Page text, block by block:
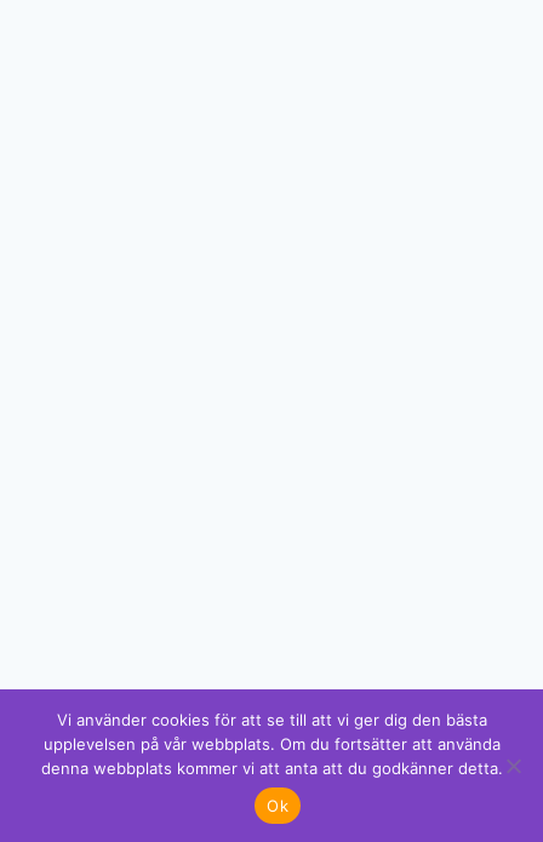
Gillar du detta? Vi har mer!
Se alla mönster →
Vi använder cookies för att se till att vi ger dig den bästa
upplevelsen på vår webbplats. Om du fortsätter att använda
denna webbplats kommer vi att anta att du godkänner detta.
Ok